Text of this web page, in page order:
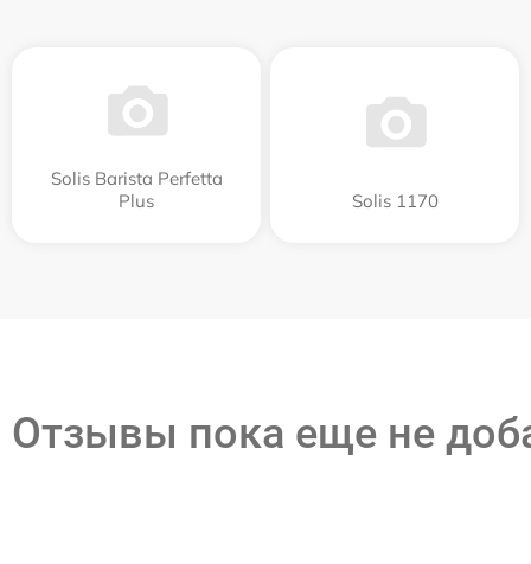
Solis Barista Perfetta
Plus
Solis 1170
Отзывы пока еще не